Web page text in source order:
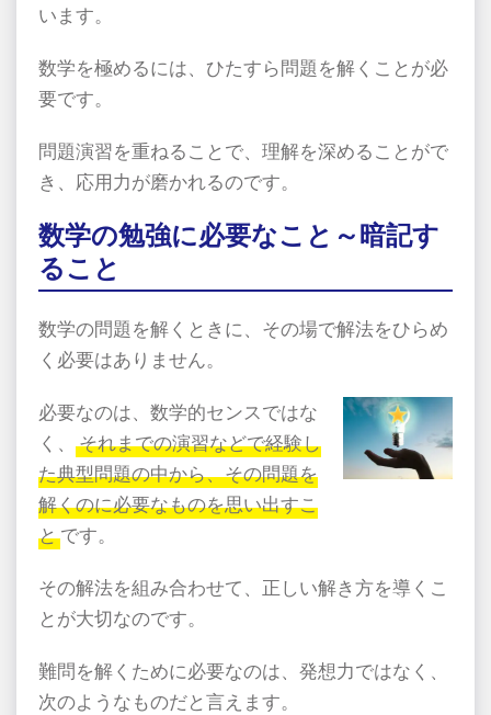
います。
数学を極めるには、ひたすら問題を解くことが必
要です。
問題演習を重ねることで、理解を深めることがで
き、応用力が磨かれるのです。
数学の勉強に必要なこと～暗記す
ること
数学の問題を解くときに、その場で解法をひらめ
く必要はありません。
必要なのは、数学的センスではな
く、
それまでの演習などで経験し
た典型問題の中から、その問題を
解くのに必要なものを思い出すこ
と です。
その解法を組み合わせて、正しい解き方を導くこ
とが大切なのです。
難問を解くために必要なのは、発想力ではなく、
次のようなものだと言えます。